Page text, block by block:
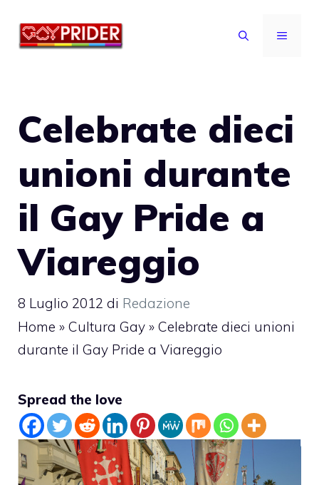
MENU
Celebrate dieci
unioni durante
il Gay Pride a
Viareggio
8 Luglio 2012 di Redazione
Home » Cultura Gay » Celebrate dieci unioni
durante il Gay Pride a Viareggio
Spread the love